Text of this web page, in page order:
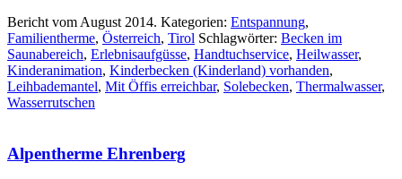
Bericht vom August 2014. Kategorien: Entspannung,
Familientherme, Österreich, Tirol Schlagwörter: Becken im
Saunabereich, Erlebnisaufgüsse, Handtuchservice, Heilwasser,
Kinderanimation, Kinderbecken (Kinderland) vorhanden,
Leihbademantel, Mit Öffis erreichbar, Solebecken, Thermalwasser,
Wasserrutschen
Alpentherme Ehrenberg